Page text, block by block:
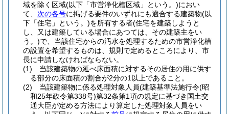
域を除く区域(以下「市営浄化槽区域」という。)におい
て、 次の各号に掲げる要件のいずれにも適合する建築物(以
下「住宅」という。)を所有する者(住宅を建築しようと
し、又は建築している場合にあつては、その建築主をい
う。)で、当該住宅からの汚水を処理するための市営浄化槽
の設置を希望するものは、規則で定めるところにより、市
長に申請しなければならない。
(1)
当該建築物の延べ床面積に対するその居住の用に供す
る部分の床面積の割合が2分の1以上であること。
(2)
当該建築物に係る処理対象人員(建築基準法施行令(昭
和25年政令第338号)第32条第1項の規定に基づき国土交
通大臣が定める方法により算定した処理対象人員をい